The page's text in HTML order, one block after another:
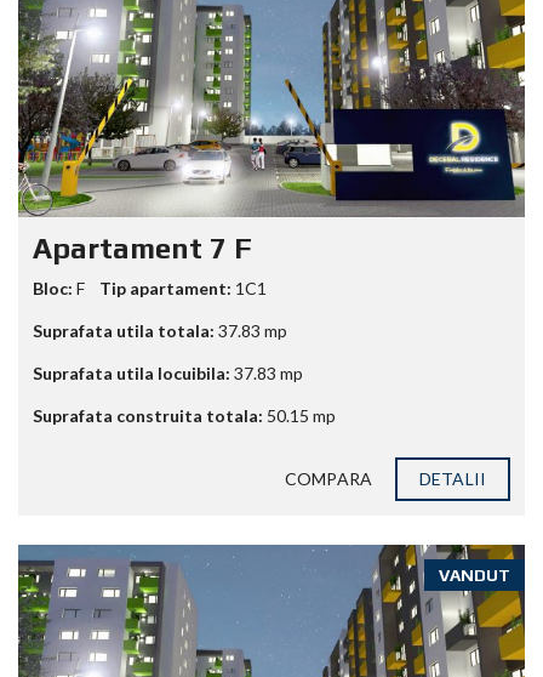
Apartament 7 F
Bloc: F Tip apartament: 1C1
Suprafata utila totala: 37.83 mp
Suprafata utila locuibila: 37.83 mp
Suprafata construita totala: 50.15 mp
COMPARA DETALII
VANDUT